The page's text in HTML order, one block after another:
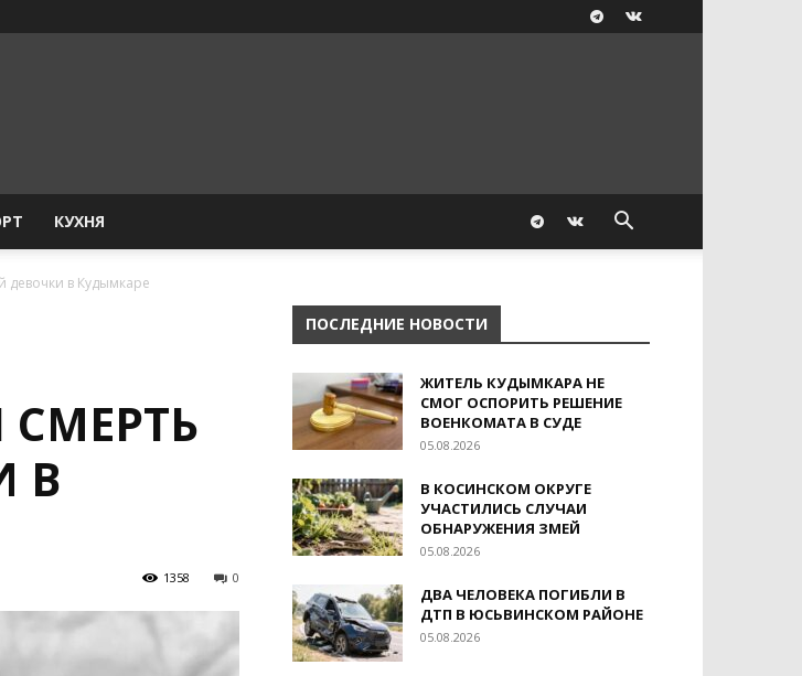
КУХНЯ
в Кудымкаре
В
0
1358
ПОСЛЕДНИЕ НОВОСТИ
ЖИТЕЛЬ КУДЫМКАРА НЕ
СМОГ ОСПОРИТЬ РЕШЕНИЕ
ВОЕНКОМАТА В СУДЕ
05.08.2026
В КОСИНСКОМ ОКРУГЕ
УЧАСТИЛИСЬ СЛУЧАИ
ОБНАРУЖЕНИЯ ЗМЕЙ
05.08.2026
ДВА ЧЕЛОВЕКА ПОГИБЛИ В
ДТП В ЮСЬВИНСКОМ РАЙОНЕ
05.08.2026